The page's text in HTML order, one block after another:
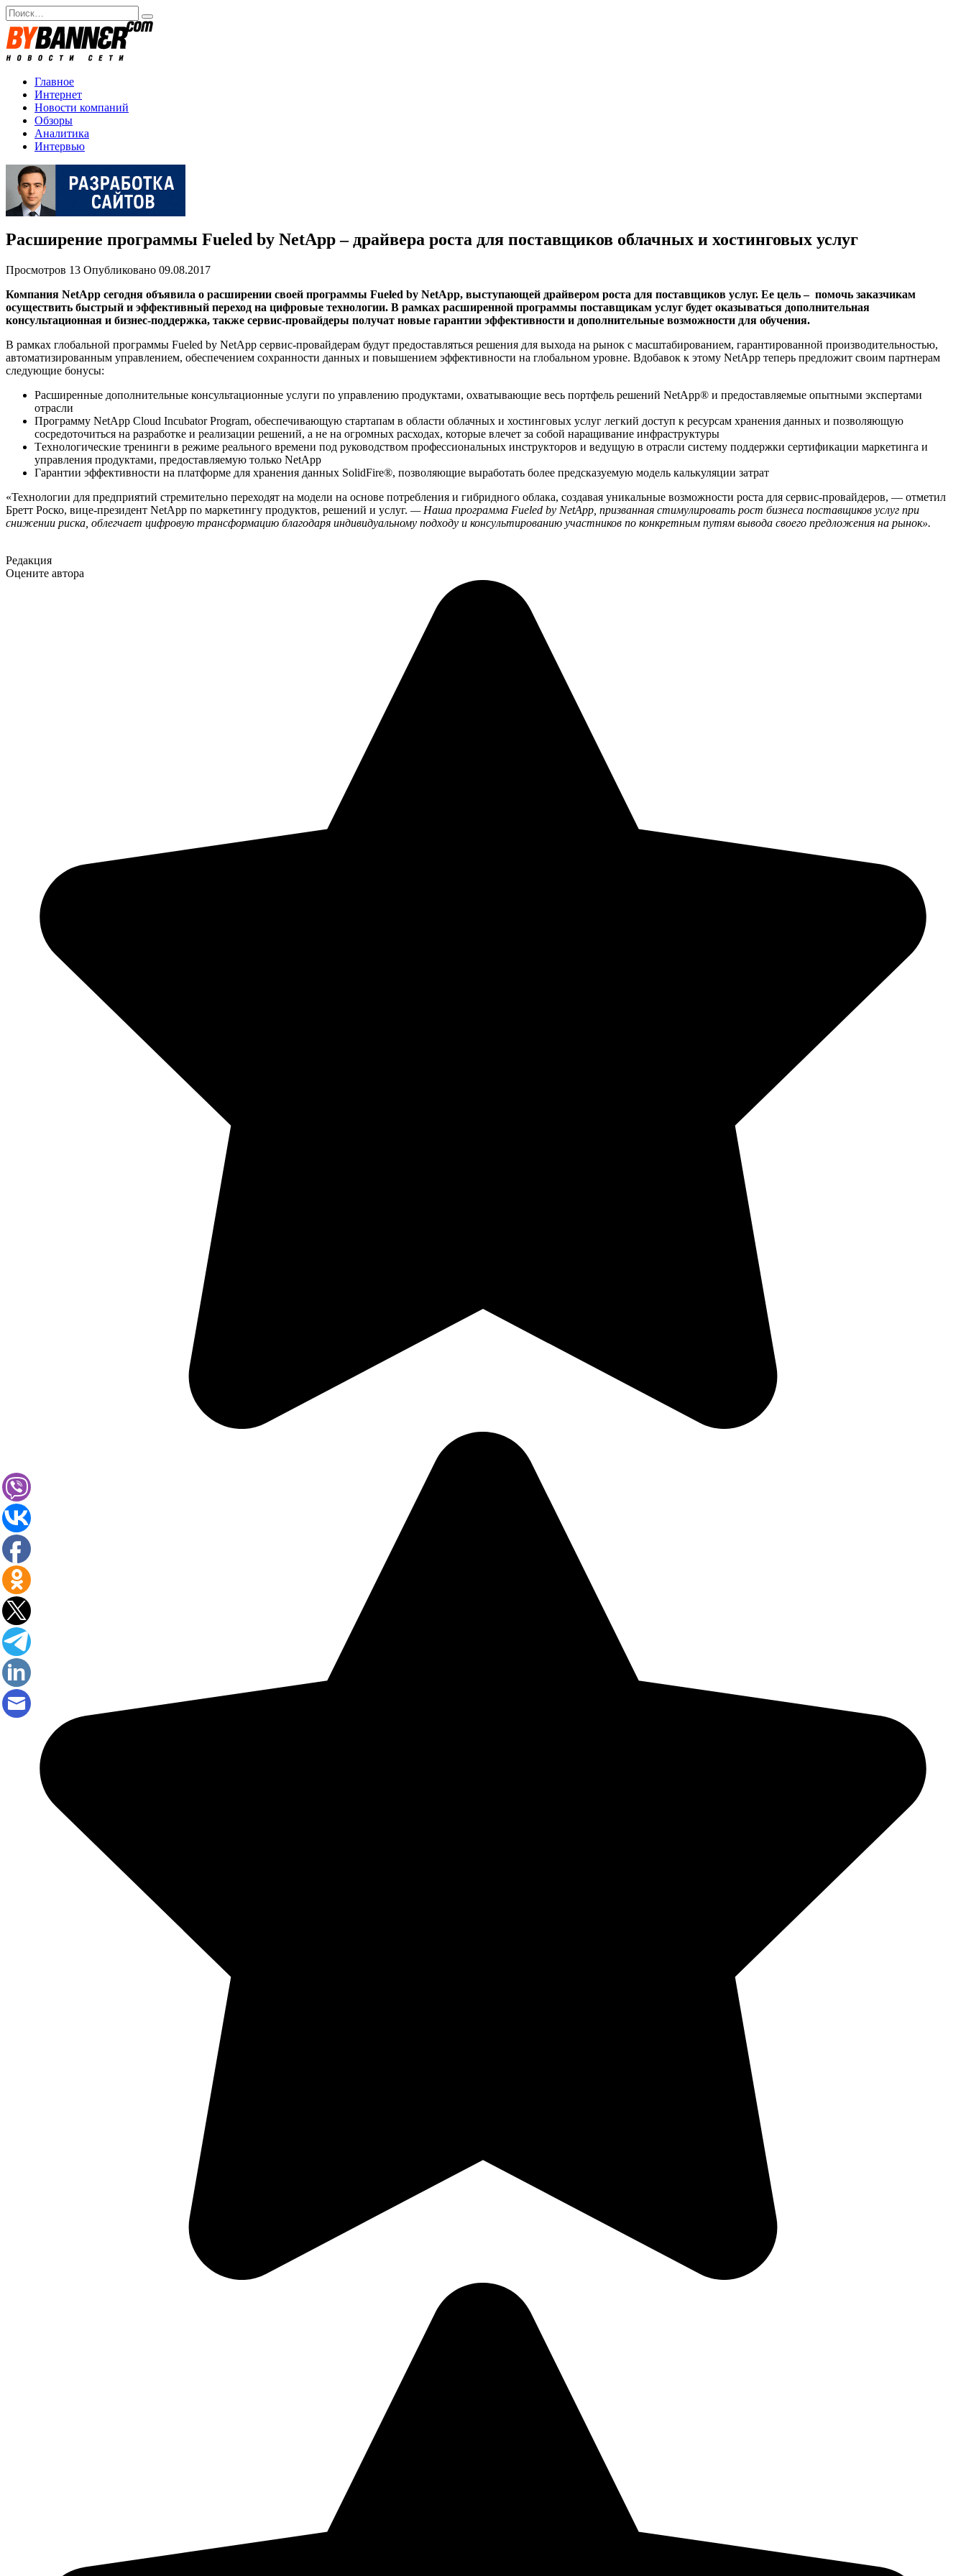
Перейти
к
содержанию
Search
for:
Главное
Интернет
Новости компаний
Обзоры
Аналитика
Интервью
Расширение программы Fueled by NetApp – драйвера роста для поставщиков облачных и хостинговых услуг
Просмотров 13 Опубликовано 09.08.2017
Компания NetApp сегодня объявила о расширении своей программы Fueled by NetApp, выступающей драйвером роста для поставщиков услуг. Ее цель – помочь заказчикам
осуществить быстрый и эффективный переход на цифровые технологии. В рамках расширенной программы поставщикам услуг будет оказываться дополнительная
консультационная и бизнес-поддержка, также сервис-провайдеры получат новые гарантии эффективности и дополнительные возможности для обучения.
В рамках глобальной программы Fueled by NetApp сервис-провайдерам будут предоставляться решения для выхода на рынок с масштабированием, гарантированной производительностью,
автоматизированным управлением, обеспечением сохранности данных и повышением эффективности на глобальном уровне. Вдобавок к этому NetApp теперь предложит своим партнерам
следующие бонусы:
Расширенные дополнительные консультационные услуги по управлению продуктами, охватывающие весь портфель решений NetApp® и предоставляемые опытными экспертами
отрасли
Программу NetApp Cloud Incubator Program, обеспечивающую стартапам в области облачных и хостинговых услуг легкий доступ к ресурсам хранения данных и позволяющую
сосредоточиться на разработке и реализации решений, а не на огромных расходах, которые влечет за собой наращивание инфраструктуры
Tехнологические тренинги в режиме реального времени под руководством профессиональных инструкторов и ведущую в отрасли систему поддержки сертификации маркетинга и
управления продуктами, предоставляемую только NetApp
Гарантии эффективности на платформе для хранения данных SolidFire®, позволяющие выработать более предсказуемую модель калькуляции затрат
«Технологии для предприятий стремительно переходят на модели на основе потребления и гибридного облака, создавая уникальные возможности роста для сервис-провайдеров, — отметил
Бретт Роско, вице-президент NetApp по маркетингу продуктов, решений и услуг. — Наша программа Fueled by NetApp, призванная стимулировать рост бизнеса поставщиков услуг при
снижении риска, облегчает цифровую трансформацию благодаря индивидуальному подходу и консультированию участников по конкретным путям вывода своего предложения на рынок».
Редакция
Оцените автора